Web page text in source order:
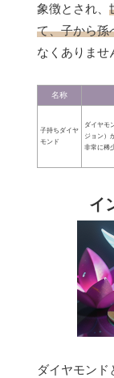
象徴とされ、
て、子から孫
なくありませ
名称
子持ちダイヤ
モンド
ダイヤモ
ジョン）
非常に稀
イ
ダイヤモンド